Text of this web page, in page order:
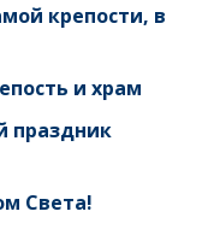
крепости, в
и храм
праздник
Света!